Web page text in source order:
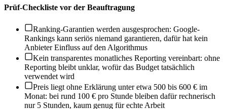
Prüf-Checkliste vor der Beauftragung
Ranking-Garantien werden ausgesprochen: Google-
Rankings kann seriös niemand garantieren, dafür hat kein
Anbieter Einfluss auf den Algorithmus
Kein transparentes monatliches Reporting vereinbart: ohne
Reporting bleibt unklar, wofür das Budget tatsächlich
verwendet wird
Preis liegt ohne Erklärung unter etwa 500 bis 600 € im
Monat: bei rund 100 € pro Stunde bleiben dafür rechnerisch
nur 5 Stunden, kaum genug für echte Arbeit